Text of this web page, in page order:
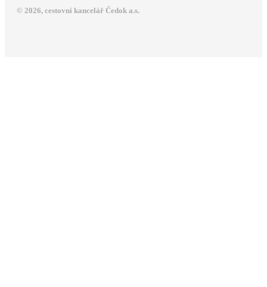
© 2026, cestovní kancelář Čedok a.s.